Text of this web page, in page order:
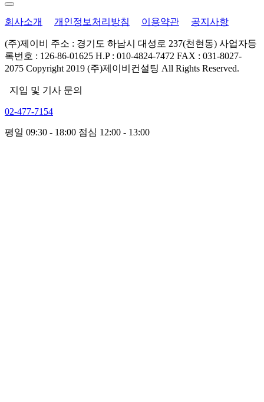
회사소개 개인정보처리방침 이용약관 공지사항
(주)제이비 주소 : 경기도 하남시 대성로 237(천현동) 사업자등
록번호 : 126-86-01625 H.P : 010-4824-7472 FAX : 031-8027-
2075 Copyright 2019 (주)제이비컨설팅 All Rights Reserved.
지입 및 기사 문의
02-477-7154
평일 09:30 - 18:00 점심 12:00 - 13:00